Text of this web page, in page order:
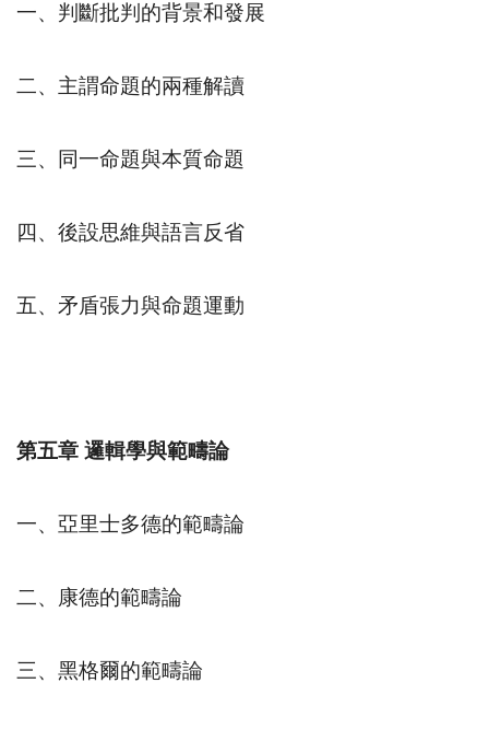
一、判斷批判的背景和發展
二、主謂命題的兩種解讀
三、同一命題與本質命題
四、後設思維與語言反省
五、矛盾張力與命題運動
第五章 邏輯學與範疇論
一、亞里士多德的範疇論
二、康德的範疇論
三、黑格爾的範疇論